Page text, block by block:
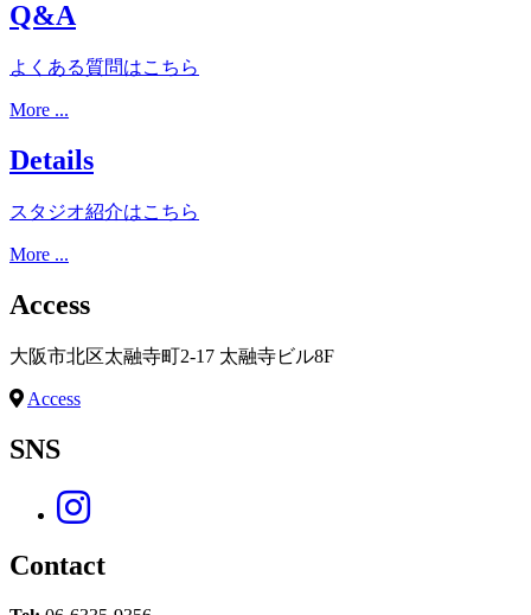
Q&A
よくある質問はこちら
More ...
Details
スタジオ紹介はこちら
More ...
Access
大阪市北区太融寺町2-17 太融寺ビル8F
Access
SNS
Contact